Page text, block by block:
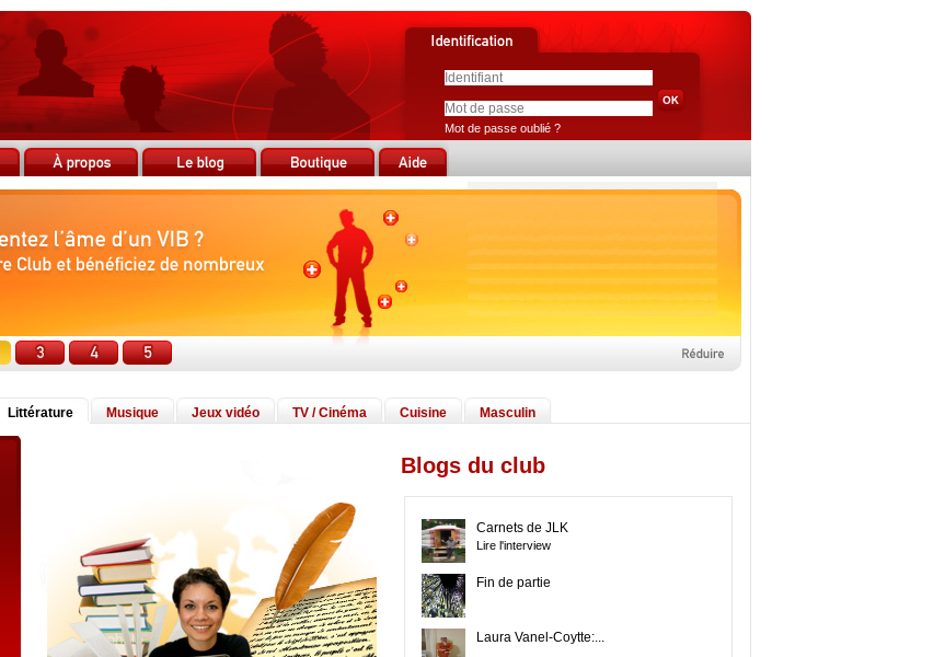
Mot de passe oublié ?
Littérature Musique Jeux vidéo TV / Cinéma Cuisine Masculin
Blogs du club
Carnets de JLK
Lire l'interview
Fin de partie
Laura Vanel-Coytte:...